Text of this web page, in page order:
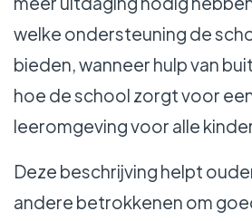
welke ondersteuning de
bieden, wanneer hulp van
hoe de school zorgt voor
leeromgeving voor alle
Deze beschrijving helpt
andere betrokkenen om